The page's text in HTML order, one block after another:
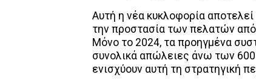
Αυτή η νέα κυκλοφορία
την προστασία των πελατών
Μόνο το 2024, τα προηγμένα
συνολικά απώλειες άνω των
ενισχύουν αυτή τη στρατηγική